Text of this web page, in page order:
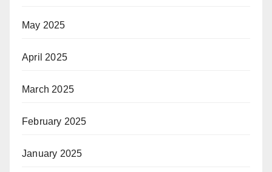
May 2025
April 2025
March 2025
February 2025
January 2025